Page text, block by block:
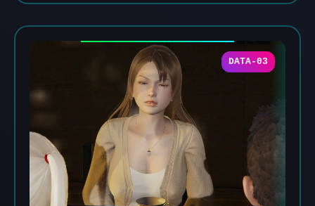
DATA-03